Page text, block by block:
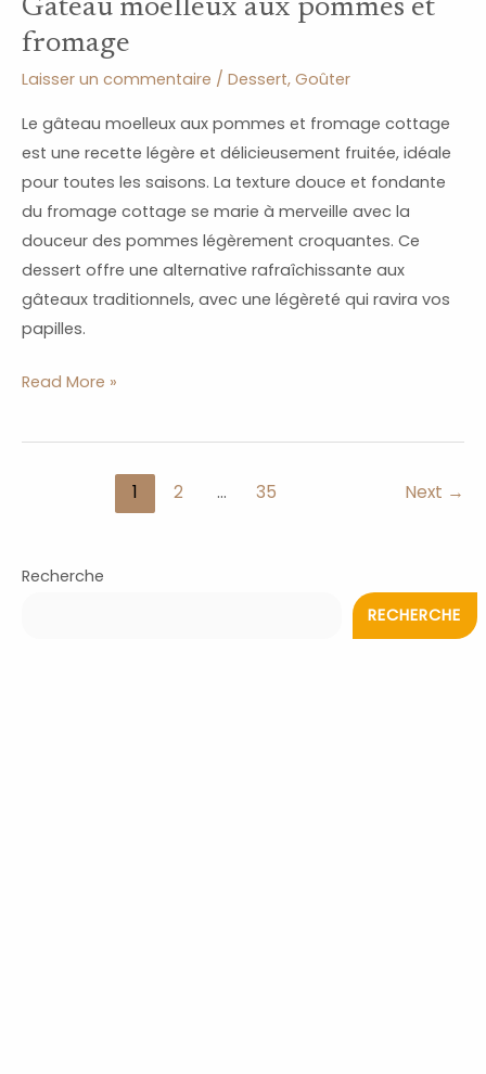
Gâteau moelleux aux pommes et
fromage
Laisser un commentaire / Dessert, Goûter
Le gâteau moelleux aux pommes et fromage cottage
est une recette légère et délicieusement fruitée, idéale
pour toutes les saisons. La texture douce et fondante
du fromage cottage se marie à merveille avec la
douceur des pommes légèrement croquantes. Ce
dessert offre une alternative rafraîchissante aux
gâteaux traditionnels, avec une légèreté qui ravira vos
papilles.
Read More »
1 2 … 35 Next →
Recherche
RECHERCHE